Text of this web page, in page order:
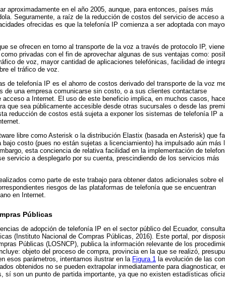
aproximadamente en el año 2005, aunque, para entonces, países más
Seguramente, a raíz de la reducción de costos del servicio de acceso a
ofrecidas es que la telefonía IP comienza a ser adoptada con
se ofrecen en torno al transporte de la voz a través de protocolo IP, viene
privadas con el fin de aprovechar algunas de sus ventajas como:
de voz, mayor cantidad de aplicaciones telefónicas, facilidad de
el tráfico de voz.
de telefonía IP es el ahorro de costos derivado del transporte de la voz
de una empresa comunicarse sin costo, o a sus clientes contactarse
a Internet. El uso de este beneficio implica, en muchos casos,
que sea públicamente accesible desde otras sucursales o desde las
reducción de costos está sujeta a exponer los sistemas de telefonía IP a
libre como Asterisk o la distribución Elastix (basada en Asterisk) que
costo (pues no están sujetas a licenciamiento) ha impulsado aún más
esta conciencia de relativa facilidad en la implementación de
servicio a desplegarlo por su cuenta, prescindiendo de los servicios más
como parte de este trabajo para obtener datos adicionales sobre el
riesgos de las plataformas de telefonía que se encuentran
en Internet.
Públicas
de adopción de telefonía IP en el sector público del Ecuador,
(Instituto Nacional de Compras Públicas, 2016). Este portal, por
Públicas (LOSNCP), publica la información relevante de los
objeto del proceso de compra, provincia en la que se realizó,
esos parámetros, intentamos ilustrar en la Figura 1 la evolución de las
obtenidos no se pueden extrapolar inmediatamente para diagnosticar,
sí son un punto de partida importante, ya que no existen estadísticas